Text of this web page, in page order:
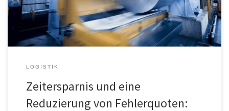
anderen Stellen ein. So hat der Service-Center-Spezialist
thyssenkrupp Materials […]
LOGISTIK
Zeitersparnis und eine
Reduzierung von Fehlerquoten: